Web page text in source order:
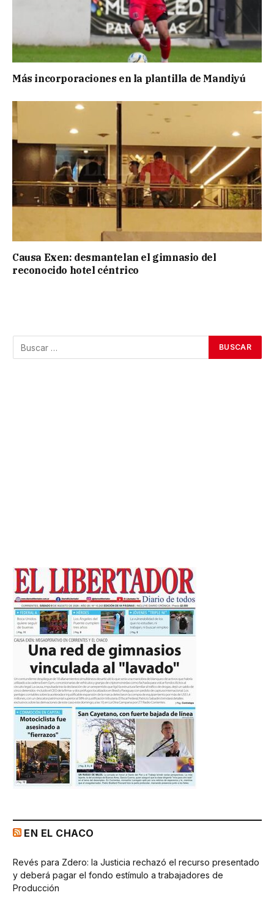
Más incorporaciones en la plantilla de Mandiyú
Causa Exen: desmantelan el gimnasio del
reconocido hotel céntrico
EN EL CHACO
Revés para Zdero: la Justicia rechazó el recurso presentado
y deberá pagar el fondo estímulo a trabajadores de
Producción